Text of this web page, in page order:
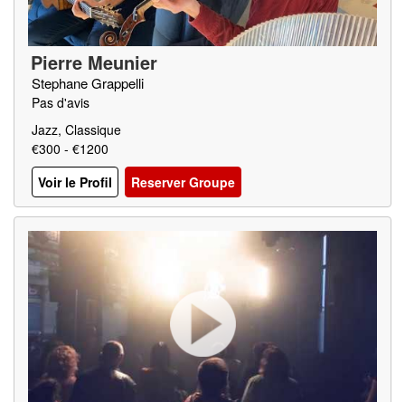
Pierre Meunier
Stephane Grappelli
Pas d'avis
Jazz, Classique
€300 - €1200
Voir le Profil
Reserver Groupe